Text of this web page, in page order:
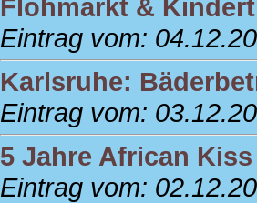
Flohmarkt &
Eintrag vom:
Karlsruhe:
Eintrag vom:
5 Jahre African
Eintrag vom: